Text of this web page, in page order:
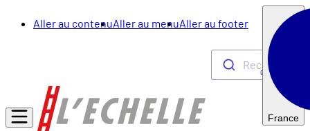
Aller au contenuAller au menuAller au footer
Rechercher
0
France